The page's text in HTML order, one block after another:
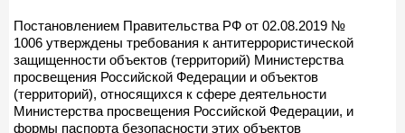
Постановлением Правительства РФ от 02.08.2019 №
1006 утверждены требования к антитеррористической
защищенности объектов (территорий) Министерства
просвещения Российской Федерации и объектов
(территорий), относящихся к сфере деятельности
Министерства просвещения Российской Федерации, и
формы паспорта безопасности этих объектов